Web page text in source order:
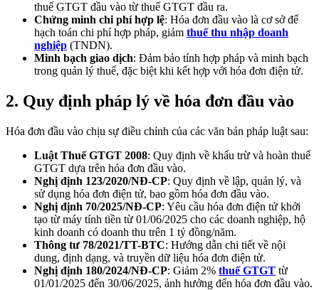
thuế GTGT đầu vào từ thuế GTGT đầu ra.
Chứng minh chi phí hợp lệ: Hóa đơn đầu vào là cơ sở để
hạch toán chi phí hợp pháp, giảm thuế thu nhập doanh
nghiệp (TNDN).
Minh bạch giao dịch: Đảm bảo tính hợp pháp và minh bạch
trong quản lý thuế, đặc biệt khi kết hợp với hóa đơn điện tử.
2. Quy định pháp lý về hóa đơn đầu vào
Hóa đơn đầu vào chịu sự điều chỉnh của các văn bản pháp luật sau:
Luật Thuế GTGT 2008: Quy định về khấu trừ và hoàn thuế
GTGT dựa trên hóa đơn đầu vào.
Nghị định 123/2020/NĐ-CP: Quy định về lập, quản lý, và
sử dụng hóa đơn điện tử, bao gồm hóa đơn đầu vào.
Nghị định 70/2025/NĐ-CP: Yêu cầu hóa đơn điện tử khởi
tạo từ máy tính tiền từ 01/06/2025 cho các doanh nghiệp, hộ
kinh doanh có doanh thu trên 1 tỷ đồng/năm.
Thông tư 78/2021/TT-BTC: Hướng dẫn chi tiết về nội
dung, định dạng, và truyền dữ liệu hóa đơn điện tử.
Nghị định 180/2024/NĐ-CP: Giảm 2% thuế GTGT từ
01/01/2025 đến 30/06/2025, ảnh hưởng đến hóa đơn đầu vào.